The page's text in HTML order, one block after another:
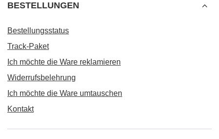
BESTELLUNGEN
Bestellungsstatus
Track-Paket
Ich möchte die Ware reklamieren
Widerrufsbelehrung
Ich möchte die Ware umtauschen
Kontakt